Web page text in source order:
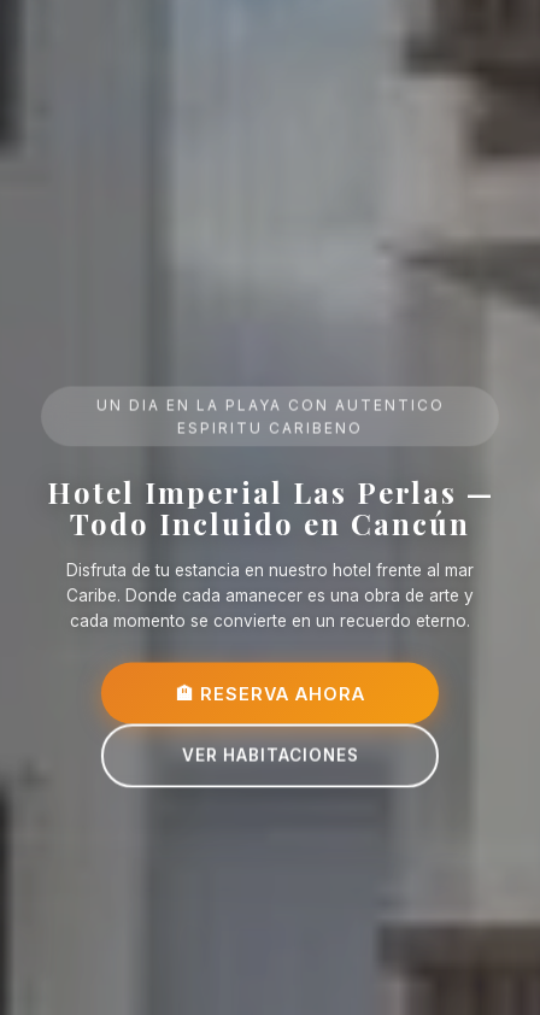
UN DIA EN LA PLAYA CON AUTENTICO
ESPIRITU CARIBENO
Hotel Imperial Las Perlas —
Todo Incluido en Cancún
Disfruta de tu estancia en nuestro hotel frente al mar
Caribe. Donde cada amanecer es una obra de arte y
cada momento se convierte en un recuerdo eterno.
🏨 RESERVA AHORA
VER HABITACIONES